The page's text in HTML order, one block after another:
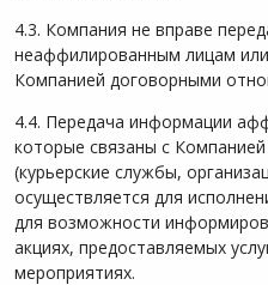
4.3. Компания не вправе
неаффилированным лицам
Компанией договорными
4.4. Передача информации
которые связаны с
(курьерские службы,
осуществляется для
для возможности
акциях, предоставляемых
мероприятиях.